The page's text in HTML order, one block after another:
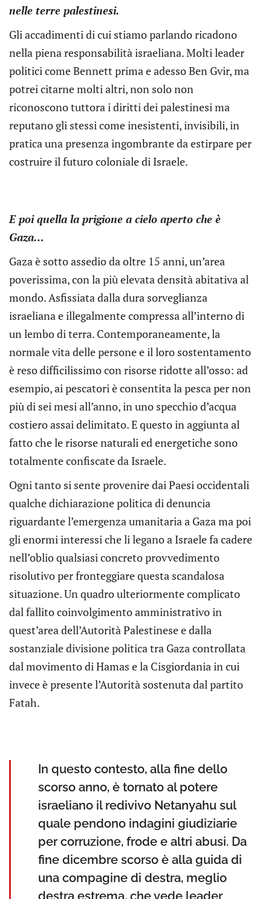
nelle terre palestinesi.
Gli accadimenti di cui stiamo parlando ricadono
nella piena responsabilità israeliana. Molti leader
politici come Bennett prima e adesso Ben Gvir, ma
potrei citarne molti altri, non solo non
riconoscono tuttora i diritti dei palestinesi ma
reputano gli stessi come inesistenti, invisibili, in
pratica una presenza ingombrante da estirpare per
costruire il futuro coloniale di Israele.
E poi quella la prigione a cielo aperto che è
Gaza…
Gaza è sotto assedio da oltre 15 anni, un’area
poverissima, con la più elevata densità abitativa al
mondo. Asfissiata dalla dura sorveglianza
israeliana e illegalmente compressa all’interno di
un lembo di terra. Contemporaneamente, la
normale vita delle persone e il loro sostentamento
è reso difficilissimo con risorse ridotte all’osso: ad
esempio, ai pescatori è consentita la pesca per non
più di sei mesi all’anno, in uno specchio d’acqua
costiero assai delimitato. E questo in aggiunta al
fatto che le risorse naturali ed energetiche sono
totalmente confiscate da Israele.
Ogni tanto si sente provenire dai Paesi occidentali
qualche dichiarazione politica di denuncia
riguardante l’emergenza umanitaria a Gaza ma poi
gli enormi interessi che li legano a Israele fa cadere
nell’oblio qualsiasi concreto provvedimento
risolutivo per fronteggiare questa scandalosa
situazione. Un quadro ulteriormente complicato
dal fallito coinvolgimento amministrativo in
quest’area dell’Autorità Palestinese e dalla
sostanziale divisione politica tra Gaza controllata
dal movimento di Hamas e la Cisgiordania in cui
invece è presente l’Autorità sostenuta dal partito
Fatah.
In questo contesto, alla fine dello
scorso anno, è tornato al potere
israeliano il redivivo Netanyahu sul
quale pendono indagini giudiziarie
per corruzione, frode e altri abusi. Da
fine dicembre scorso è alla guida di
una compagine di destra, meglio
destra estrema, che vede leader